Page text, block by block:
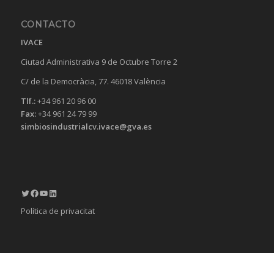
CONTACTO
IVACE
Ciutad Administrativa 9 de Octubre Torre 2
C/ de la Democràcia, 77. 46018 València
Tlf.:+34 961 20 96 00
Fax:+34 961 24 79 99
simbiosindustrialcv.ivace@gva.es
Twitter
Facebook
YouTube
LinkedIn
Política de privacitat